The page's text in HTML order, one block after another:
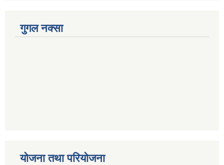
गुगल नक्सा
योजना तथा परियोजना